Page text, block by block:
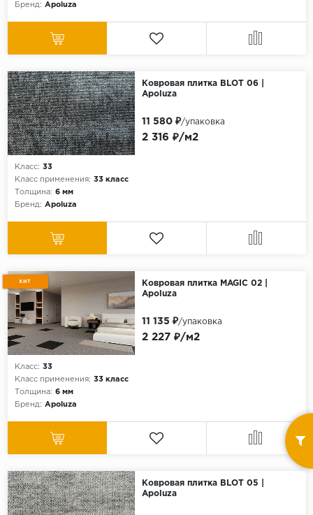
Бренд: Apoluza
Ковровая плитка BLOT 06 |
Apoluza
Класс: 33
Класс применения: 33 класс
Толщина: 6 мм
Бренд: Apoluza
2 316 ₽/м2
11 580 ₽/упаковка
ХИТ
Ковровая плитка MAGIC 02 |
Apoluza
Класс: 33
Класс применения: 33 класс
Толщина: 6 мм
Бренд: Apoluza
2 227 ₽/м2
11 135 ₽/упаковка
Ковровая плитка BLOT 05 |
Apoluza